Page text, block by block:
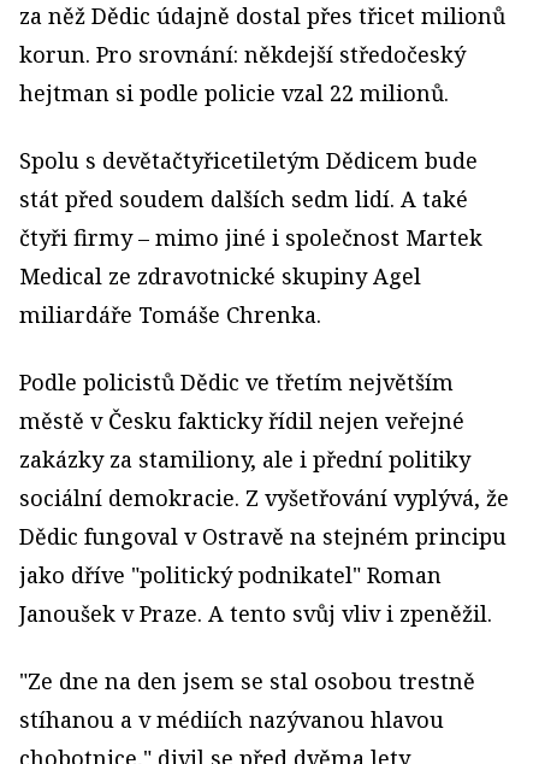
za něž Dědic údajně dostal přes třicet milionů
korun. Pro srovnání: někdejší středočeský
hejtman si podle policie vzal 22 milionů.
Spolu s devětačtyřicetiletým Dědicem bude
stát před soudem dalších sedm lidí. A také
čtyři firmy – mimo jiné i společnost Martek
Medical ze zdravotnické skupiny Agel
miliardáře Tomáše Chrenka.
Podle policistů Dědic ve třetím největším
městě v Česku fakticky řídil nejen veřejné
zakázky za stamiliony, ale i přední politiky
sociální demokracie. Z vyšetřování vyplývá, že
Dědic fungoval v Ostravě na stejném principu
jako dříve "politický podnikatel" Roman
Janoušek v Praze. A tento svůj vliv i zpeněžil.
"Ze dne na den jsem se stal osobou trestně
stíhanou a v médiích nazývanou hlavou
chobotnice," divil se před dvěma lety